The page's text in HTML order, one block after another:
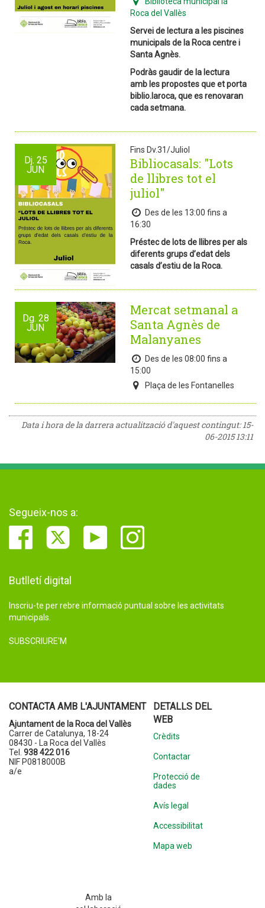
Roca del Vallès
Servei de lectura a les piscines
municipals de la Roca centre i
Santa Agnès.
Podràs gaudir de la lectura
amb les propostes que et porta
biblio.laroca, que es renovaran
cada setmana.
Dj. 25
JUN
Fins Dv.31/Juliol
Bibliocasals: "Lots
de llibres tot el
juliol"
Des de les 13:00 fins a
16:30
Préstec de lots de llibres per als
diferents grups d’edat dels
casals d’estiu de la Roca.
Dg. 28
JUN
Mercat setmanal a
Santa Agnès de
Malanyanes
Des de les 08:00 fins a
15:00
Plaça de les Fontanelles
Data i hora de la darrera actualització d'aquest contingut:15-
06-2015 13:11
Segueix-nos a:
Butlletí digital
Inscriu-te per rebre informació puntual sobre les activitats
municipals.
SUBSCRIURE'M
CONTACTA AMB L'AJUNTAMENT
Ajuntament de la Roca del Vallès
Carrer de Catalunya, 18-24
08430 - La Roca del Vallès
Tel. 938 422 016
NIF P0818000B
a/e
DETALLS DEL
WEB
Crèdits
Contactar
Protecció de
dades
Avís legal
Accessibilitat
Mapa web
Amb la